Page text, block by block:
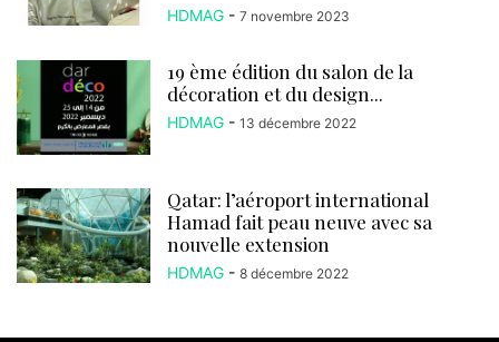
HDMAG - 7 novembre 2023
19 ème édition du salon de la
décoration et du design...
HDMAG - 13 décembre 2022
Qatar: l’aéroport international
Hamad fait peau neuve avec sa
nouvelle extension
HDMAG - 8 décembre 2022